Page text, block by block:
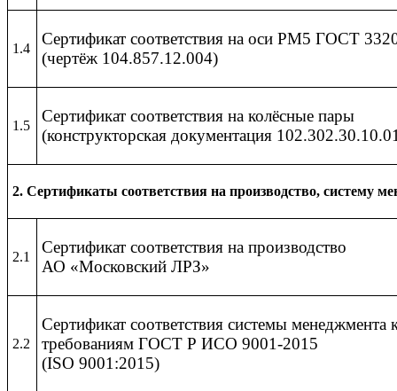
1.4
Сертификат соответствия на оси РМ5 ГОСТ
(чертёж 104.857.12.004)
1.5
Сертификат соответствия на колёсные пары
(конструкторская документация
2. Сертификаты соответствия на производство, систему
2.1
Сертификат соответствия на производство
АО «Московский ЛРЗ»
2.2
Сертификат соответствия системы менеджмента
требованиям ГОСТ Р ИСО 9001-2015
(ISO 9001:2015)